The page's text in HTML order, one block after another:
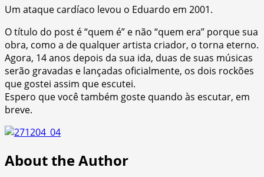
Um ataque cardíaco levou o Eduardo em 2001.
O título do post é “quem é” e não “quem era” porque sua
obra, como a de qualquer artista criador, o torna eterno.
Agora, 14 anos depois da sua ida, duas de suas músicas
serão gravadas e lançadas oficialmente, os dois rockões
que gostei assim que escutei.
Espero que você também goste quando às escutar, em
breve.
About the Author